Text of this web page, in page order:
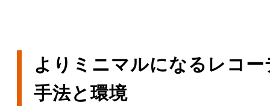
よりミニマルになるレコ
手法と環境